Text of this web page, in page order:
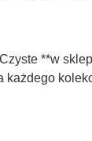
**w
każdego